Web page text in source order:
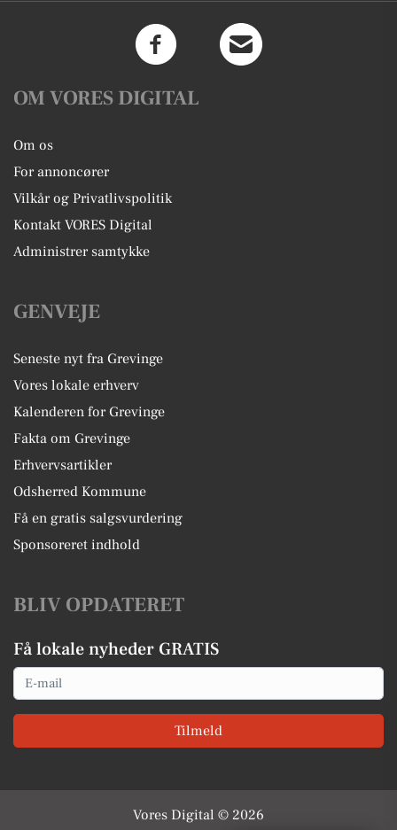
OM VORES DIGITAL
Om os
For annoncører
Vilkår og Privatlivspolitik
Kontakt VORES Digital
Administrer samtykke
GENVEJE
Seneste nyt fra Grevinge
Vores lokale erhverv
Kalenderen for Grevinge
Fakta om Grevinge
Erhvervsartikler
Odsherred Kommune
Få en gratis salgsvurdering
Sponsoreret indhold
BLIV OPDATERET
Få lokale nyheder GRATIS
Email
Tilmeld
Vores Digital © 2026